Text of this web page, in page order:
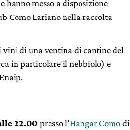
hanno messo a disposizione
Como Lariano nella raccolta
vini di una ventina di cantine del
in particolare il nebbiolo) e
22.00 presso l’Hangar Comodi